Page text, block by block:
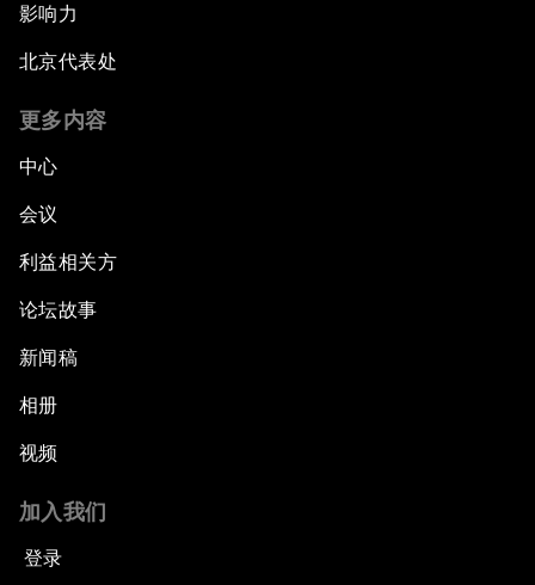
影响力
北京代表处
更多内容
中心
会议
利益相关方
论坛故事
新闻稿
相册
视频
加入我们
登录